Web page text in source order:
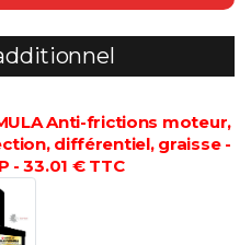
Anti-frictions moteur,
différentiel, graisse -
- 33.01 € TTC